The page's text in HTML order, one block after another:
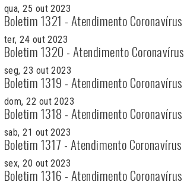
qua, 25 out 2023
Boletim 1321 - Atendimento Coronavírus
ter, 24 out 2023
Boletim 1320 - Atendimento Coronavírus
seg, 23 out 2023
Boletim 1319 - Atendimento Coronavírus
dom, 22 out 2023
Boletim 1318 - Atendimento Coronavírus
sab, 21 out 2023
Boletim 1317 - Atendimento Coronavírus
sex, 20 out 2023
Boletim 1316 - Atendimento Coronavírus